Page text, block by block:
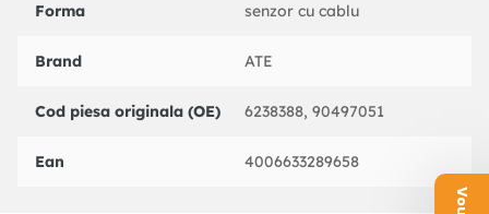
Forma senzor cu cablu
Brand ATE
Cod piesa originala (OE) 6238388, 90497051
Ean 4006633289658